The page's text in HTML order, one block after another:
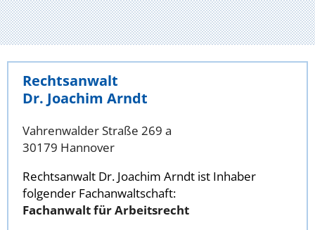
Rechtsanwalt
Dr. Joachim Arndt
Vahrenwalder Straße 269 a
30179 Hannover
Rechtsanwalt Dr. Joachim Arndt ist Inhaber
folgender Fachanwaltschaft:
Fachanwalt für Arbeitsrecht